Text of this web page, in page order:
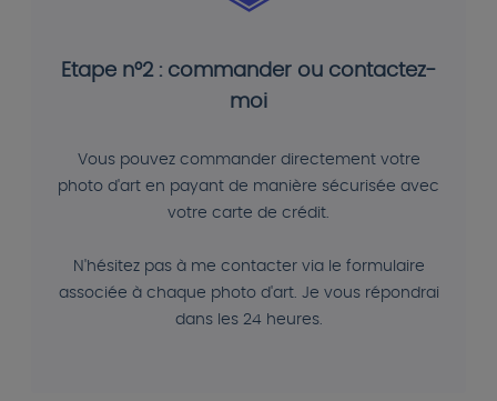
Etape n°2 : commander ou contactez-
moi
Vous pouvez commander directement votre
photo d'art en payant de manière sécurisée avec
votre carte de crédit.
N'hésitez pas à me contacter via le formulaire
associée à chaque photo d'art. Je vous répondrai
dans les 24 heures.